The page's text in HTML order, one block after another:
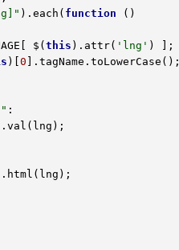
).each( function
()
$(this ).attr( 'lng' ) ];
)[0 ].tagName.toLowerCase();
: